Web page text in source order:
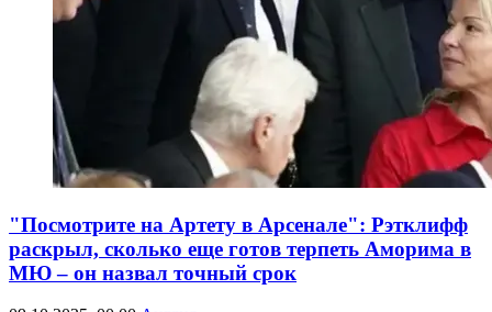
"Посмотрите на Артету в Арсенале": Рэтклифф
раскрыл, сколько еще готов терпеть Аморима в
МЮ – он назвал точный срок